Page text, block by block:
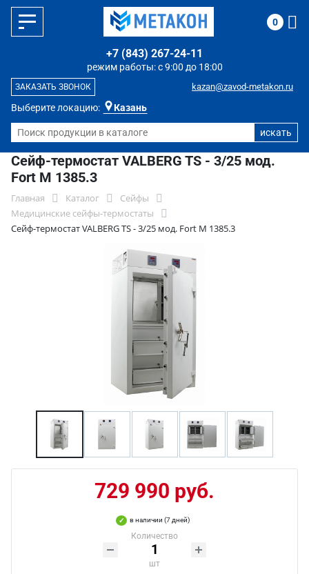
Выберите локацию: Казань
режим работы: с 9:00 до 18:00
+7 (843) 267-24-11
kazan@zavod-metakon.ru
ЗАКАЗАТЬ ЗВОНОК
0
Сейф-термостат VALBERG TS - 3/25 мод.
Fort M 1385.3
Главная Каталог
Сейфы
Медицинские сейфы-термостаты
Сейф-термостат VALBERG TS - 3/25 мод. Fort M 1385.3
729 990 руб.
в наличии (7 дней)
Количество
шт